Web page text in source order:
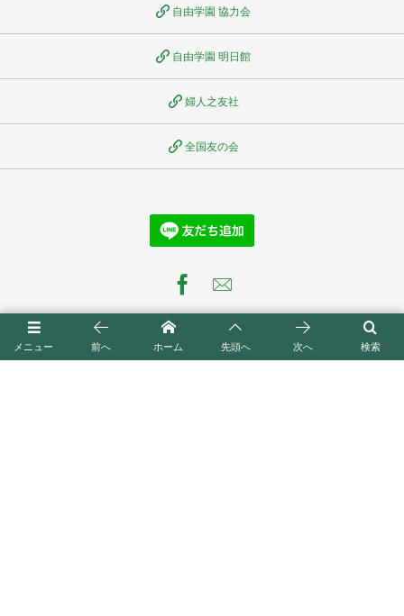
メニュー 検索
前へ ホーム 先頭へ 次へ
自由学園 協力会
自由学園 明日館
婦人之友社
全国友の会